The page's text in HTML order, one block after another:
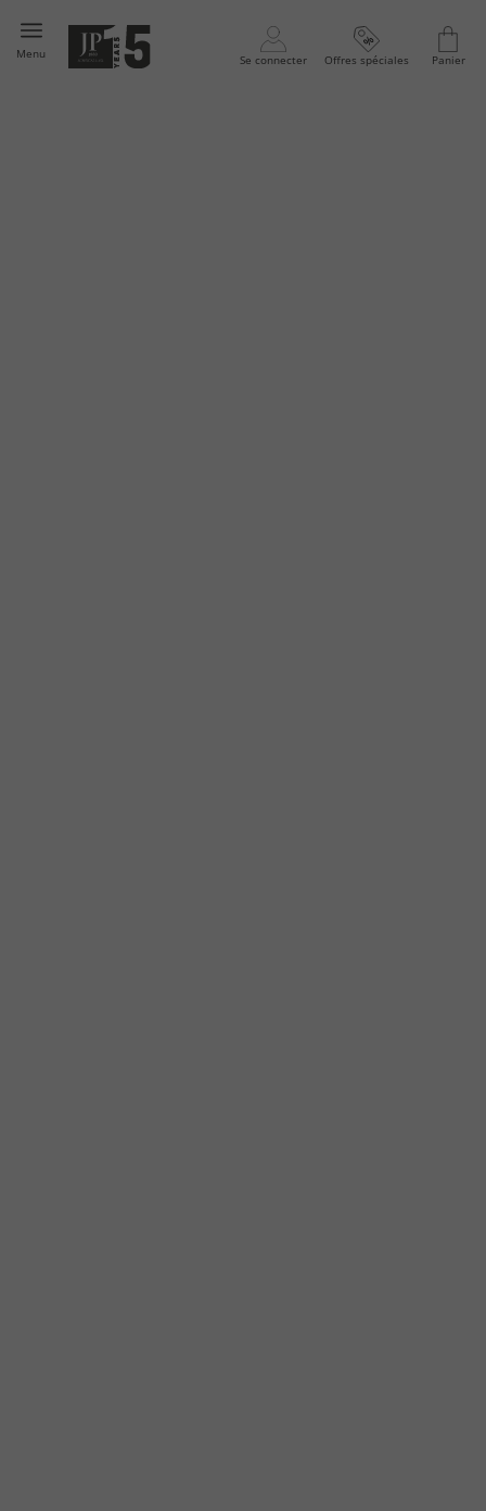
Menu Se connecter Offres spéciales Panier